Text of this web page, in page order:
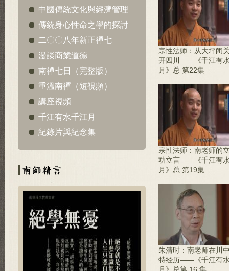
中國傳統文化與經濟管理
傳統身心性命之學的探討
二〇〇八年新正禪七
漫談商業道德
南禪七日（完整版）
重溫南禪（短視頻）
講座視頻
千江有水千江月
紀錄片與紀念集
宗性法师：从大坪闭
开四川——《千江有
月》总 第22集
宗性法师：南老师的
功立言——《千江有
月》总 第19集
朱清时：南老师在川
特经历——《千江有